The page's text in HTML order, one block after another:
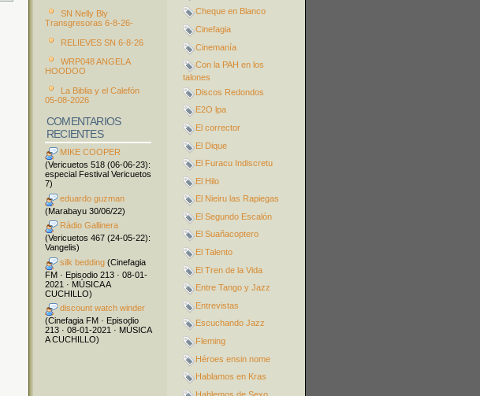
Cheque en Blanco
Cinefagia
Cinemanía
Con la PAH en los
talones
Discos Redondos
E2O lpa
El corrector
El Dique
El Furacu Indiscretu
El Hilo
El Nieiru las Rapiegas
El Segundo Escalón
El Suañacoptero
El Talento
El Tren de la Vida
Entre Tango y Jazz
Entrevistas
Escuchando Jazz
Fleming
Héroes ensin nome
Hablamos en Kras
SN Nelly Bly
Transgresoras 6-8-26-
RELIEVES SN 6-8-26
WRP048 ANGELA
HOODOO
La Biblia y el Calefón
05-08-2026
COMENTARIOS
RECIENTES
MIKE COOPER
(Vericuetos 518 (06-06-23):
especial Festival Vericuetos
7)
eduardo guzman
(Marabayu 30/06/22)
Ràdio Gallinera
(Vericuetos 467 (24-05-22):
Vangelis)
silk bedding (Cinefagia
FM · Episodio 213 · 08-01-
2021 · MÚSICA A
CUCHILLO)
discount watch winder
(Cinefagia FM · Episodio
213 · 08-01-2021 · MÚSICA
A CUCHILLO)